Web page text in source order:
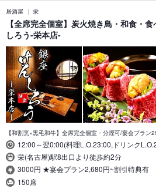
居酒屋 栄
【全席完全個室】炭火焼き鳥・和食・
しろう-栄本店-
【和割烹×黒毛和牛】全席完全個室・分煙可/宴会プラン
12:00～翌0:00(料理L.O.23:00,ドリンク
栄(名古屋)駅8出口より徒歩約2分
3000円 ★宴会プラン2,680円~割引特典有
150席